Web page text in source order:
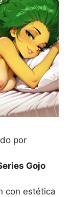
por
Gojo
con estética